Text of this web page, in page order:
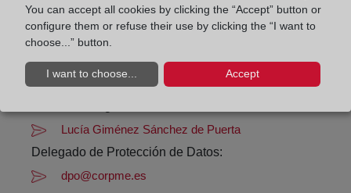
Datos de contacto:
rute@registrodelapropiedad.org
Lucía Giménez Sánchez de Puerta
Delegado de Protección de Datos:
dpo@corpme.es
You can accept all cookies by clicking the “Accept” button or
configure them or refuse their use by clicking the “I want to
choose...” button.
I want to choose... Accept